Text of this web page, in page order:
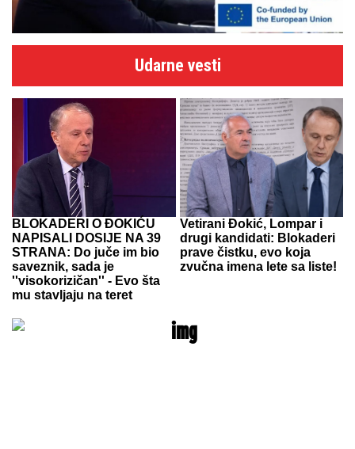
Udarne vesti
BLOKADERI O ĐOKIĆU
NAPISALI DOSIJE NA 39
STRANA: Do juče im bio
saveznik, sada je
''visokorizičan'' - Evo šta
mu stavljaju na teret
Vetirani Đokić, Lompar i
drugi kandidati: Blokaderi
prave čistku, evo koja
zvučna imena lete sa liste!